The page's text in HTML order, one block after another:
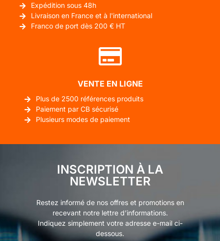
Expédition sous 48h
Livraison en France et à l'international
Franco de port dès 200 € HT
VENTE EN LIGNE
Plus de 2500 références produits
Paiement par CB sécurisé
Plusieurs modes de paiement
INSCRIPTION À LA
NEWSLETTER
Restez informé de nos offres et promotions en
recevant notre lettre d’informations.
Indiquez simplement votre adresse e-mail ci-
dessous.